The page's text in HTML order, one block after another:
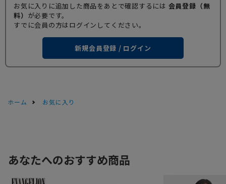
お気に入りに追加した商品をあとで確認するには 会員登録（無
料） が必要です。
すでに会員の方はログインしてください。
新規会員登録 / ログイン
ホーム お気に入り